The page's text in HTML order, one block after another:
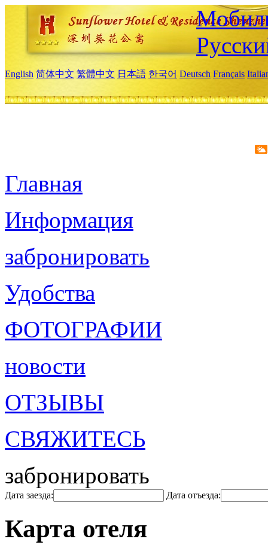
English 简体中文 繁體中文 日本語 한국어 Deutsch Français
Главная
Информация
забронировать
Удобства
ФОТОГРАФИИ
новости
ОТЗЫВЫ
СВЯЖИТЕСЬ
забронировать
Дата заезда: Дата отъезда:
Карта отеля